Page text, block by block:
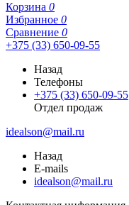
Корзина 0
Избранное 0
Сравнение 0
+375 (33) 650-09-55
Назад
Телефоны
+375 (33) 650-09-55
Отдел продаж
idealson@mail.ru
Назад
E-mails
idealson@mail.ru